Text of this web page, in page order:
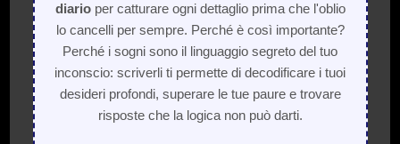
diarioper catturare ogni dettaglio prima che l'oblio
lo cancelli per sempre. Perché è così importante?
Perché i sogni sono il linguaggio segreto del tuo
inconscio: scriverli ti permette di decodificare i tuoi
desideri profondi, superare le tue paure e trovare
risposte che la logica non può darti.